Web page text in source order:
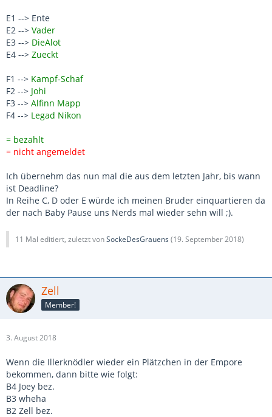
E1 --> Ente
E2 --> Vader
E3 --> DieAlot
E4 --> Zueckt
F1 --> Kampf-Schaf
F2 --> Johi
F3 --> Alfinn Mapp
F4 --> Legad Nikon
= bezahlt
= nicht angemeldet
Ich übernehm das nun mal die aus dem letzten Jahr, bis wann
ist Deadline?
In Reihe C, D oder E würde ich meinen Bruder einquartieren da
der nach Baby Pause uns Nerds mal wieder sehn will ;).
11 Mal editiert, zuletzt vonSockeDesGrauens (19. September 2018)
Zell
Member!
3. August 2018
Wenn die Illerknödler wieder ein Plätzchen in der Empore
bekommen, dann bitte wie folgt:
B4 Joey bez.
B3 wheha
B2 Zell bez.